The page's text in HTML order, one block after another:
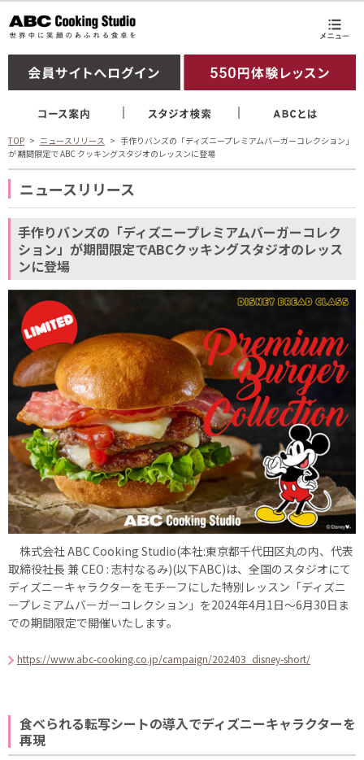
TOP ニュースリリース
手作りバンズの「ディズニープレミアムバーガーコレクション」
が 期間限定で ABC クッキングスタジオのレッスンに登場
ニュースリリース
手作りバンズの「ディズニープレミアムバーガーコレク
ション」が期間限定でABCクッキングスタジオのレッス
ンに登場
株式会社 ABC Cooking Studio(本社:東京都千代田区丸の内、代表
取締役社長 兼 CEO : 志村なるみ)(以下ABC)は、全国のスタジオにて
ディズニーキャラクターをモチーフにした特別レッスン「ディズニ
ープレミアムバーガーコレクション」を2024年4月1日～6月30日ま
での期間限定で開催いたします。
https://www.abc-cooking.co.jp/campaign/202403_disney-short/
食べられる転写シートの導入でディズニーキャラクターを
再現